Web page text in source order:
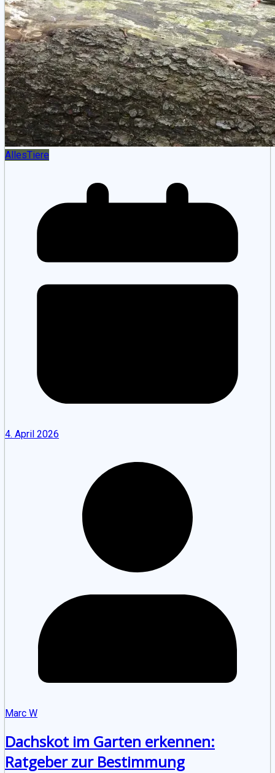
AllesTiere
4. April 2026
Marc W
Dachskot im Garten erkennen:
Ratgeber zur Bestimmung